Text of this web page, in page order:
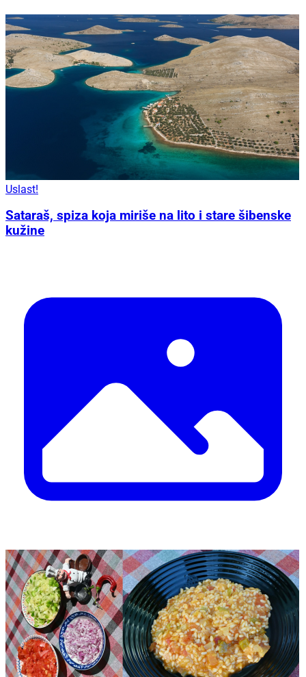
Uslast!
Sataraš, spiza koja miriše na lito i stare šibenske
kužine